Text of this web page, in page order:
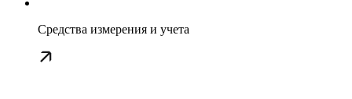
Средства измерения и учета